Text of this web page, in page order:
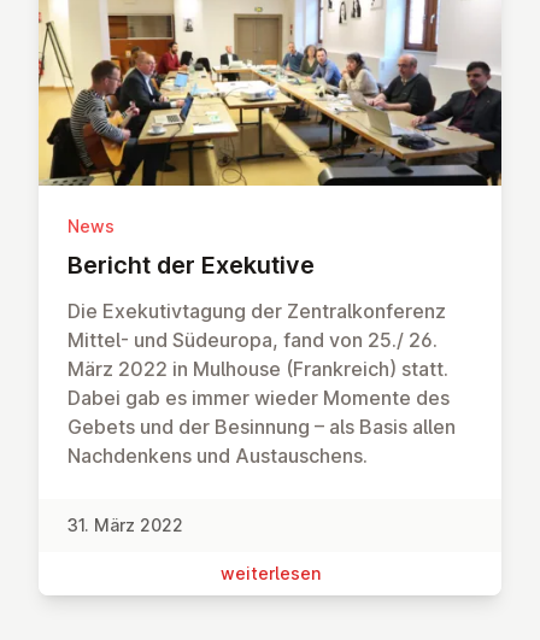
News
Bericht der Exekutive
Die Exekutivtagung der Zentralkonferenz
Mittel- und Südeuropa, fand von 25./ 26.
März 2022 in Mulhouse (Frankreich) statt.
Dabei gab es immer wieder Momente des
Gebets und der Besinnung – als Basis allen
Nachdenkens und Austauschens.
31. März 2022
wei­ter­le­sen